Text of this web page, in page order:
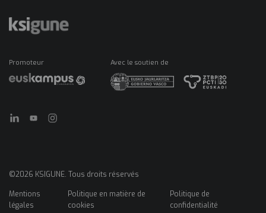
Promoteur Avec le soutien de
©2026 KSIGUNE. Tous droits réservés
Menú
Mentions
légales
Politique en matière de
cookies
Politique de
confidentialité